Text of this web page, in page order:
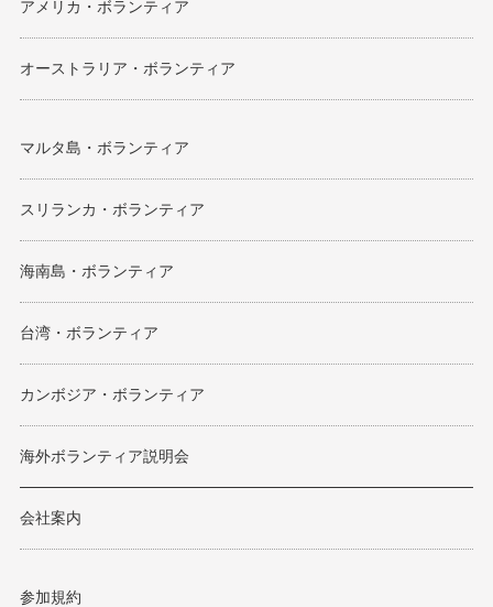
アメリカ・ボランティア
オーストラリア・ボランティア
マルタ島・ボランティア
スリランカ・ボランティア
海南島・ボランティア
台湾・ボランティア
カンボジア・ボランティア
海外ボランティア説明会
会社案内
参加規約